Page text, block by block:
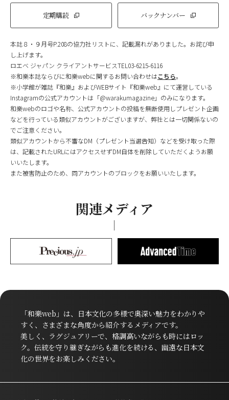
定期購読 バックナンバー
本誌８・９月号P.208の協力社リストに、記載漏れがありました。お詫び申
し上げます。
ロエベ ジャパン クライアントサービスTEL03-6215-6116
※和樂本誌ならびに和樂webに関するお問い合わせはこちら。
※小学館が雑誌『和樂』およびWEBサイト『和樂web』にて運営している
Instagramの公式アカウントは「@warakumagazine」のみになります。
和樂webのロゴや名称、公式アカウントの投稿を無断使用しプレゼント企画
などを行っている類似アカウントがございますが、弊社とは一切関係ないの
でご注意ください。
類似アカウントから不審なDM（プレゼント当選告知）などを受け取った際
は、記載されたURLにはアクセスせずDM自体を削除していただくようお願
いいたします。
また被害防止のため、同アカウントのブロックをお願いいたします。
関連メディア
「和樂web」は、日本文化の多様で奥深い魅力をわかりや
すく、さまざまな角度から紹介するメディアです。
美しく、ラグジュアリーで、格調高いながらも時にはロッ
ク。伝統を守り継ぎながらも進化を続ける、幽遠な日本文
化の世界をお楽しみください。